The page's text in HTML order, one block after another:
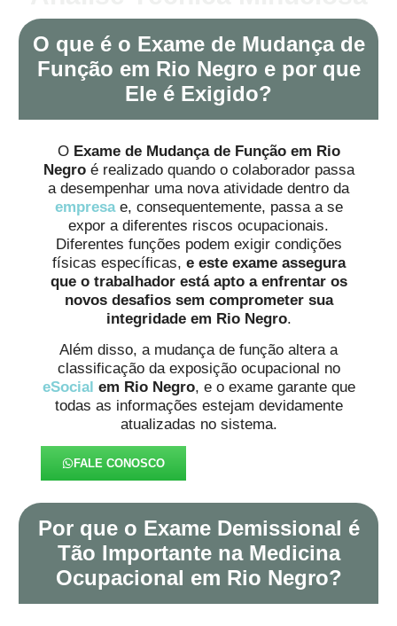
O que é o Exame de Mudança de
Função em Rio Negro e por que
Ele é Exigido?
O Exame de Mudança de Função em Rio
Negroé realizado quando o colaborador passa
a desempenhar uma nova atividade dentro da
empresa e, consequentemente, passa a se
expor a diferentes riscos ocupacionais.
Diferentes funções podem exigir condições
físicas específicas, e este exame assegura
que o trabalhador está apto a enfrentar os
novos desafios sem comprometer sua
integridade em Rio Negro.
Além disso, a mudança de função altera a
classificação da exposição ocupacional no
eSocial em Rio Negro, e o exame garante que
todas as informações estejam devidamente
atualizadas no sistema.
FALE CONOSCO
Por que o Exame Demissional é
Tão Importante na Medicina
Ocupacional em Rio Negro?